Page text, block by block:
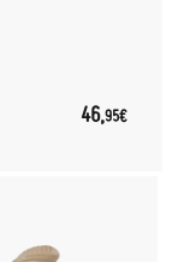
46,95€